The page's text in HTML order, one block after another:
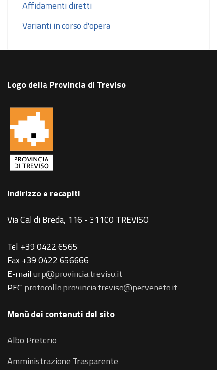
Affidamenti diretti
Varianti in corso d'opera
Logo della Provincia di Treviso
Indirizzo e recapiti
Via Cal di Breda, 116 - 31100 TREVISO
Tel +39 0422 6565
Fax +39 0422 656666
E-mailurp@provincia.treviso.it
PEC protocollo.provincia.treviso@pecveneto.it
Menù dei contenuti del sito
Albo Pretorio
Amministrazione Trasparente